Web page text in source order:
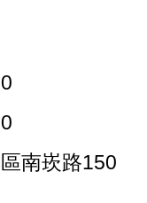
南崁路150